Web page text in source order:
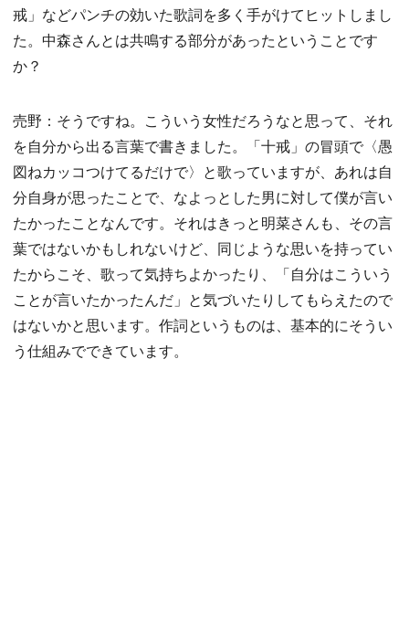
戒」などパンチの効いた歌詞を多く手がけてヒットしまし
た。中森さんとは共鳴する部分があったということです
か？
売野：そうですね。こういう女性だろうなと思って、それ
を自分から出る言葉で書きました。「十戒」の冒頭で〈愚
図ねカッコつけてるだけで〉と歌っていますが、あれは自
分自身が思ったことで、なよっとした男に対して僕が言い
たかったことなんです。それはきっと明菜さんも、その言
葉ではないかもしれないけど、同じような思いを持ってい
たからこそ、歌って気持ちよかったり、「自分はこういう
ことが言いたかったんだ」と気づいたりしてもらえたので
はないかと思います。作詞というものは、基本的にそうい
う仕組みでできています。